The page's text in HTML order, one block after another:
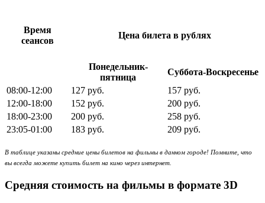
Время
сеансов
Цена билета в рублях
Понедельник-
пятница
Суббота-Воскресенье
08:00-12:00
127 руб.
157 руб.
12:00-18:00
152 руб.
200 руб.
18:00-23:00
200 руб.
258 руб.
23:05-01:00
183 руб. 209 руб.
В таблице указаны средние цены билетов на фильмы в данном городе! Помните, что
вы всегда можете купить билет на кино через интернет.
Средняя стоимость на фильмы в формате 3D